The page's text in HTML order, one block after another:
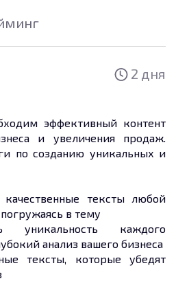
2 дня
эффективный контент
и увеличения продаж.
по созданию уникальных и
тексты любой
в тему
уникальность каждого
анализ вашего бизнеса
тексты, которые убедят